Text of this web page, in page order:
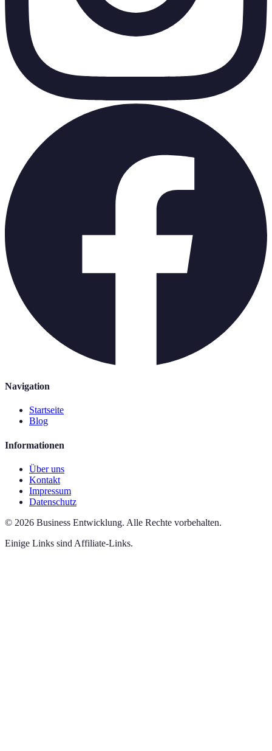
Navigation
Startseite
Blog
Informationen
Über uns
Kontakt
Impressum
Datenschutz
© 2026 Business Entwicklung. Alle Rechte vorbehalten.
Einige Links sind Affiliate-Links.